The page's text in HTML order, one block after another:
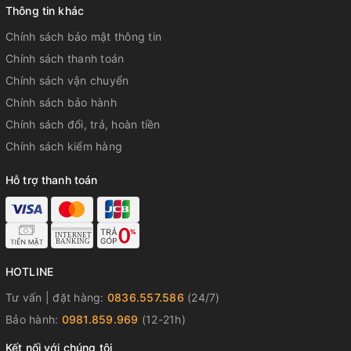
Đèn chiếu sáng
Hai đèn LED Đèn LED dành cho mặt đồng hồ (Đèn chiếu sáng cực mạnh,
Đèn nền LED dành cho màn hình số (Đèn chiếu sáng cực mạnh, thời lượng
chiếu sáng có thể chọn (1,5 giây hoặc 3 giây), phát sáng sau)
Màu đèn
Tính năng tắt tiếng
Bật/tắt âm nhấn nút
Tính năng tiết kiệm năng lượng
Tiết kiệm năng lượng (màn hình trống để tiết kiệm năng lượng khi để đồng
hồ trong bóng tối)
Hiển thị/cảnh báo mức pin
Thông tin khác
Chính sách bảo mật thông tin
Chính sách thanh toán
Chính sách vận chuyển
Chính sách bảo hành
Chính sách đổi, trả, hoàn tiền
Chính sách kiểm hàng
Hỗ trợ thanh toán
HOTLINE
Tư vấn | đặt hàng: 0836.557.586 (24/7)
Bảo hành: 0981.859.969 (12-21h)
Kết nối với chúng tôi